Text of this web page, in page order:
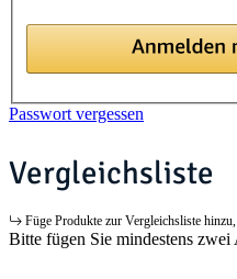
Passwort vergessen
Vergleichsliste
Füge Produkte zur Vergleichsliste
Bitte fügen Sie mindestens